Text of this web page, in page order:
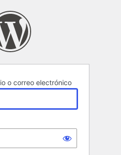
o correo electrónico